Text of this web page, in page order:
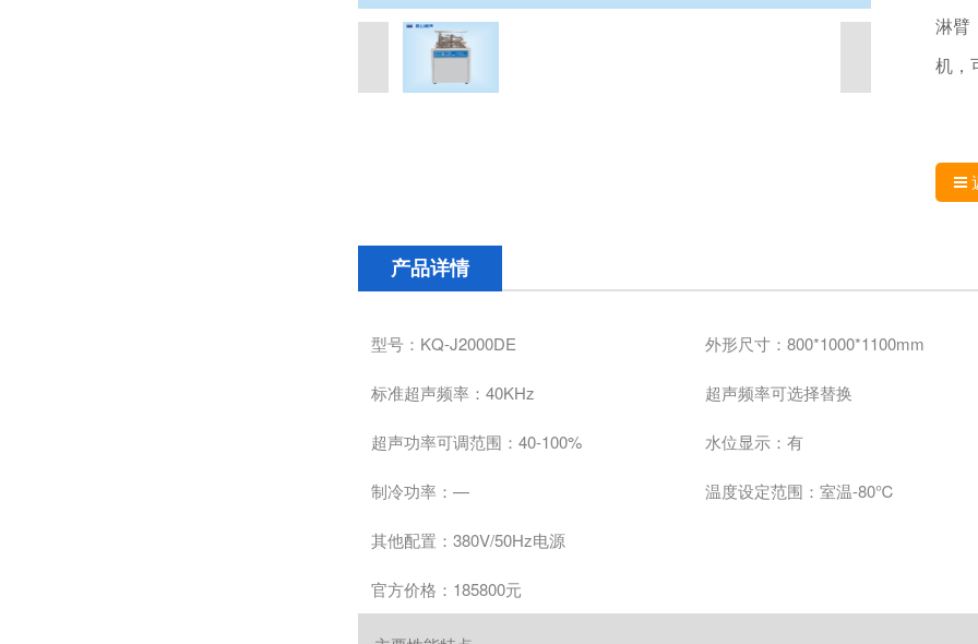
淋臂
机，
产品详情
型号：KQ-J2000DE 外形尺寸：800*1000*1100mm
标准超声频率：40KHz 超声频率可选择替换
超声功率可调范围：40-100% 水位显示：有
制冷功率：— 温度设定范围： 室温-80℃
其他配置：380V/50Hz电源
官方价格：185800元